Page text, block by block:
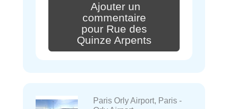
Ajouter un
commentaire
pour Rue des
Quinze Arpents
Paris Orly Airport, Paris -